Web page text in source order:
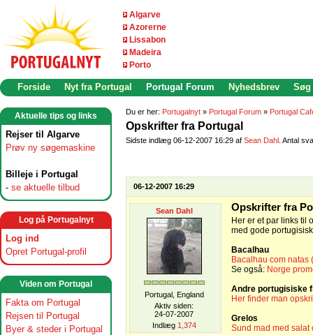
Algarve
Azorerne
Lissabon
Madeira
Porto
Forside Nyt fra Portugal Portugal Forum Nyhedsbrev Søg
Aktuelle tips og links
Rejser til Algarve
Prøv ny søgemaskine
Billeje i Portugal
- se aktuelle tilbud
Log på Portugalnyt
Log ind
Opret Portugal-profil
Viden om Portugal
Fakta om Portugal
Rejsen til Portugal
Byer & steder i Portugal
Du er her: Portugalnyt » Portugal Forum » Portugal
Opskrifter fra Portugal
Sidste indlæg 06-12-2007 16:29 af Sean Dahl . Antal
06-12-2007 16:29
Sean Dahl
Portugal, England
Aktiv siden:
24-07-2007
Indlæg 1,374
Opskrifter fra
Her er et par links til
med gode
Bacalhau
Bacalhau com natas
Se også: Norge
Andre portugisiske
Her finder man
Grelos
Sund mad med salat